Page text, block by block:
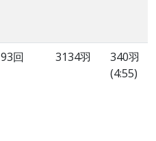
93回 3134羽
340羽
(4:55)